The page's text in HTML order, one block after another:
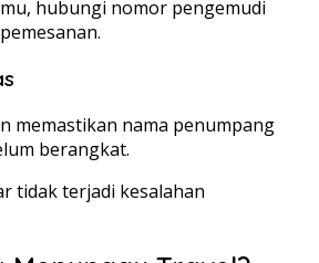
hubungi nomor pengemudi
memastikan nama penumpang
berangkat.
tidak terjadi kesalahan